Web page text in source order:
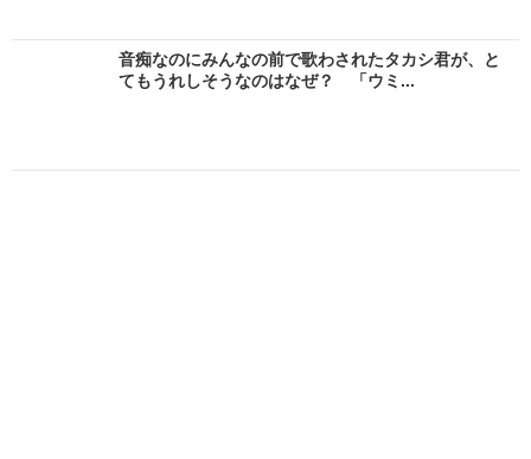
音痴なのにみんなの前で歌わされたタカシ君が、と
てもうれしそうなのはなぜ？ 「ウミ...